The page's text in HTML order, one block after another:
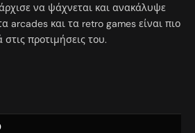
να ψάχνεται και ανακάλυψε
arcades και τα retro games είναι πιο
στις προτιμήσεις του.